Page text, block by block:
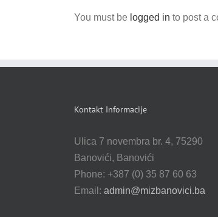
You must be logged in to post a
Kontakt Informacije
Ulica 7 novembra br. 4, 75290
Banovići, Banovići
Phone: +387 (0) 35 87 60 63
Email: admin@mizbanovici.ba